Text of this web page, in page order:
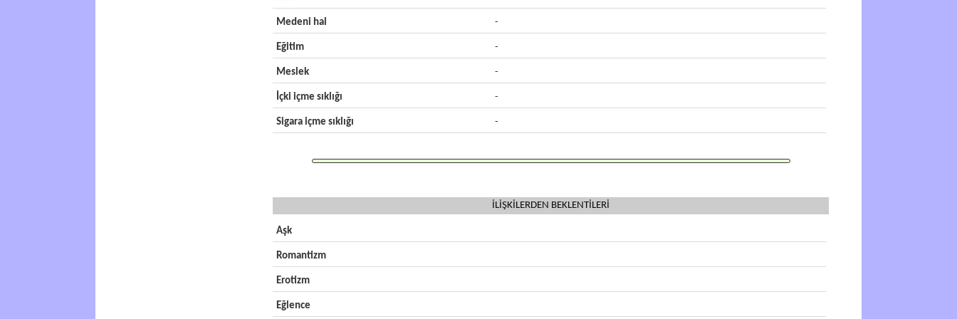
Medeni hal -
Eğitim -
Meslek -
İçki içme sıklığı -
Sigara içme sıklığı -
İLİŞKİLERDEN BEKLENTİLERİ
Aşk
Romantizm
Erotizm
Eğlence